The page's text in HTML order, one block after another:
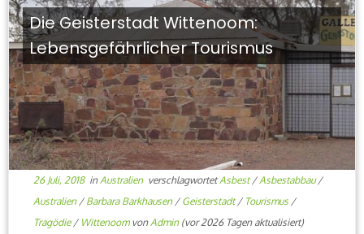
Die Geisterstadt Wittenoom:
Lebensgefährlicher Tourismus
26 Juli, 2018in Australien verschlagwortetAsbest/ Asbestabbau/
Australien / Barbara Barkhausen / Geisterstadt/ Tourismus /
Tragödie / Wittenoom von Admin(vor 2026 Tagen aktualisiert)